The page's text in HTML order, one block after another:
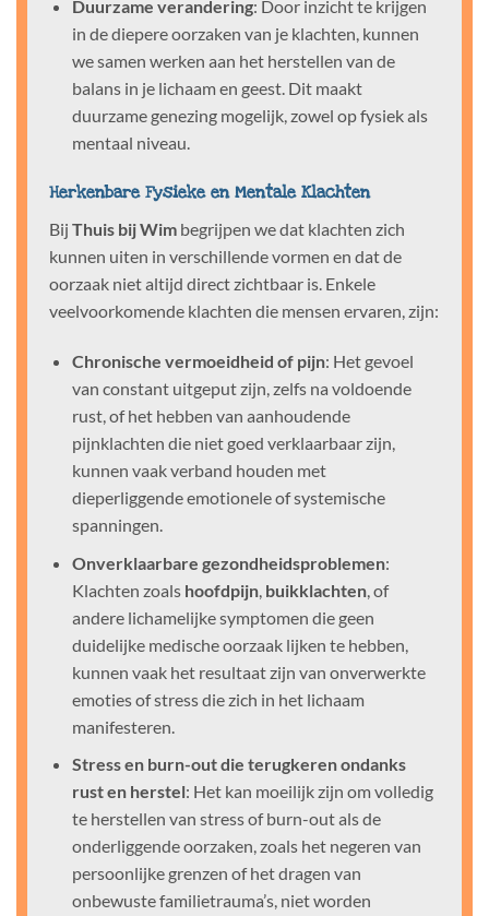
Duurzame verandering: Door inzicht te krijgen
in de diepere oorzaken van je klachten, kunnen
we samen werken aan het herstellen van de
balans in je lichaam en geest. Dit maakt
duurzame genezing mogelijk, zowel op fysiek als
mentaal niveau.
Herkenbare Fysieke en Mentale Klachten
Bij Thuis bij Wim begrijpen we dat klachten zich
kunnen uiten in verschillende vormen en dat de
oorzaak niet altijd direct zichtbaar is. Enkele
veelvoorkomende klachten die mensen ervaren, zijn:
Chronische vermoeidheid of pijn: Het gevoel
van constant uitgeput zijn, zelfs na voldoende
rust, of het hebben van aanhoudende
pijnklachten die niet goed verklaarbaar zijn,
kunnen vaak verband houden met
dieperliggende emotionele of systemische
spanningen.
Onverklaarbare gezondheidsproblemen:
Klachten zoals hoofdpijn, buikklachten, of
andere lichamelijke symptomen die geen
duidelijke medische oorzaak lijken te hebben,
kunnen vaak het resultaat zijn van onverwerkte
emoties of stress die zich in het lichaam
manifesteren.
Stress en burn-out die terugkeren ondanks
rust en herstel: Het kan moeilijk zijn om volledig
te herstellen van stress of burn-out als de
onderliggende oorzaken, zoals het negeren van
persoonlijke grenzen of het dragen van
onbewuste familietrauma’s, niet worden